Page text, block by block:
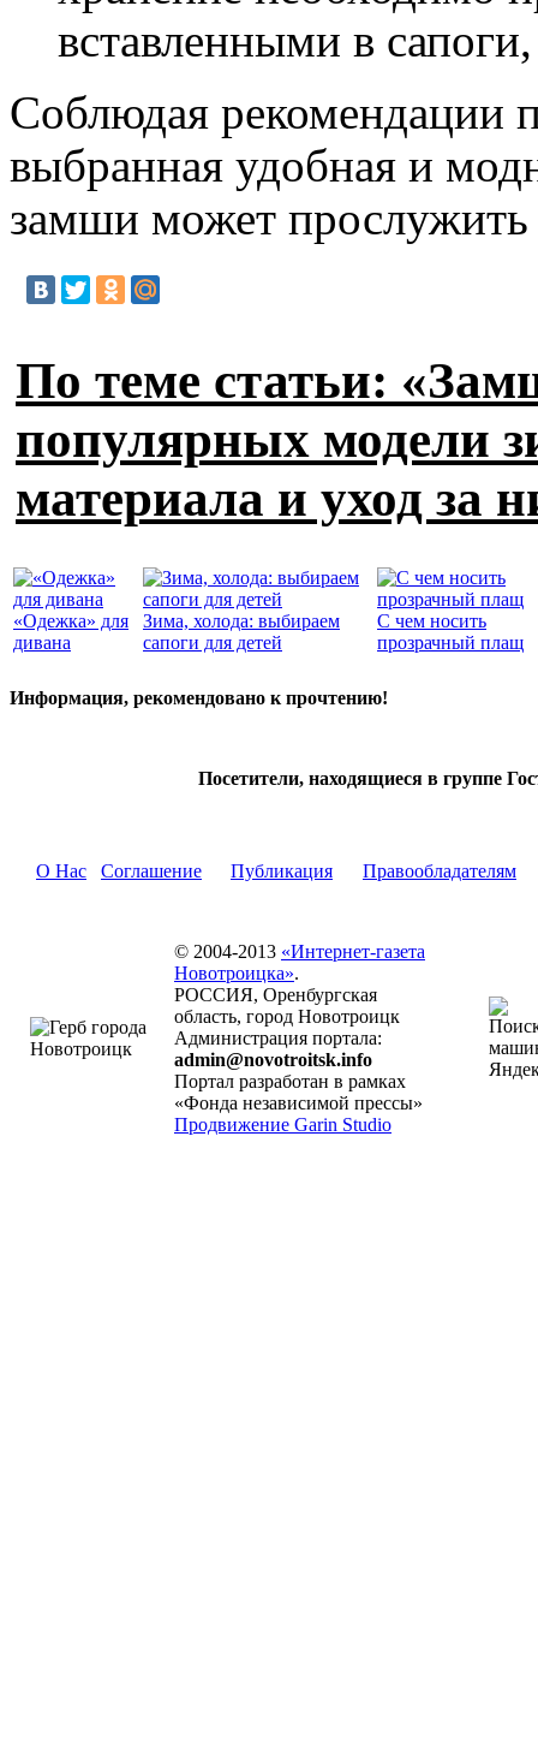
вставленными в
Соблюдая рекомендации
выбранная удобная и
замши может прослужить
По теме статьи:
популярных модели
материала и уход за
«Одежка» для
дивана
Зима, холода: выбираем
сапоги для детей
С чем носить
прозрачный плащ
Информация, рекомендовано к прочтению!
Посетители, находящиеся в группе
О Нас Соглашение Публикация Правообладателям
© 2004-2013 «Интернет-газета
Новотроицка».
РОССИЯ, Оренбургская
область, город Новотроицк
Администрация портала:
admin@novotroitsk.info
Портал разработан в рамках
«Фонда независимой прессы»
Продвижение Garin Studio